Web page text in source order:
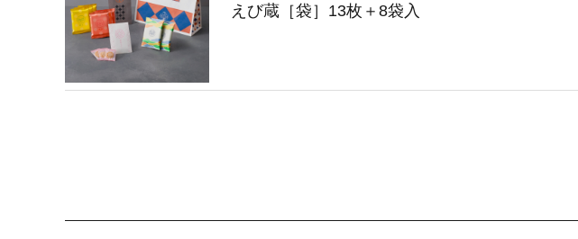
えび蔵［袋］13枚＋8袋入